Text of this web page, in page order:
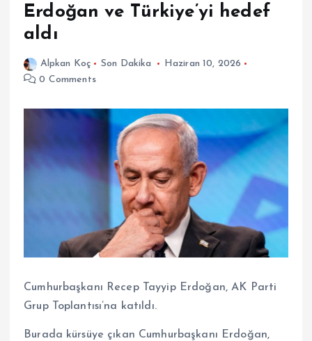
Erdoğan ve Türkiye’yi hedef
aldı
Alpkan Koç Son Dakika
Haziran 10, 2026
0 Comments
Cumhurbaşkanı Recep Tayyip Erdoğan, AK Parti
Grup Toplantısı’na katıldı.
Burada kürsüye çıkan Cumhurbaşkanı Erdoğan,